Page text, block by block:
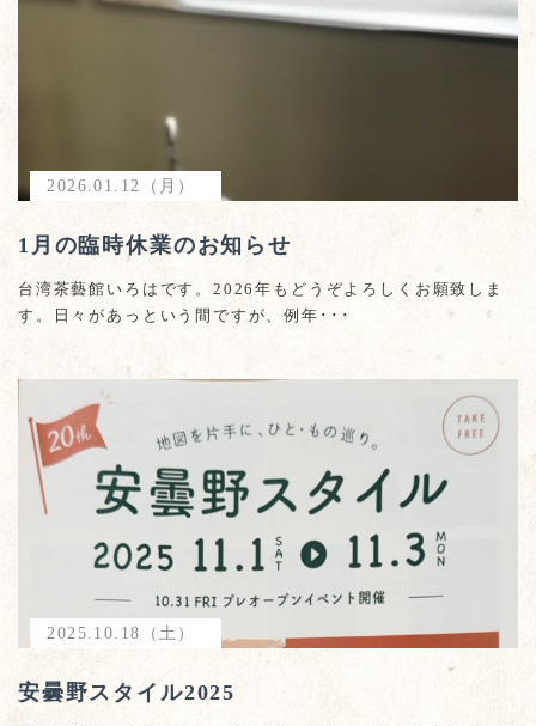
2026.01.12（月）
1月の臨時休業のお知らせ
台湾茶藝館いろはです。2026年もどうぞよろしくお願致しま
す。日々があっという間ですが、例年･･･
2025.10.18（土）
安曇野スタイル2025